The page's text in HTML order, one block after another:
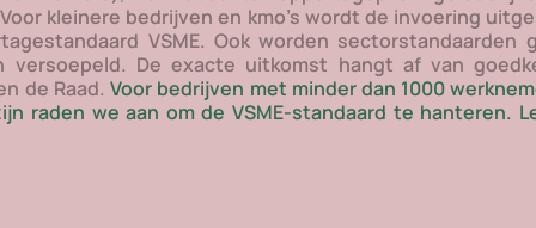
kleinere bedrijven en kmo’s wordt de invoering
VSME. Ook worden sectorstandaarden
versoepeld. De exacte uitkomst hangt af van
de Raad. Voor bedrijven met minder dan 1000
raden we aan om de VSME-standaard te hanteren.